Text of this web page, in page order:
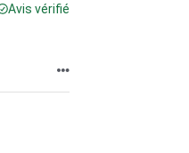
Avis vérifié